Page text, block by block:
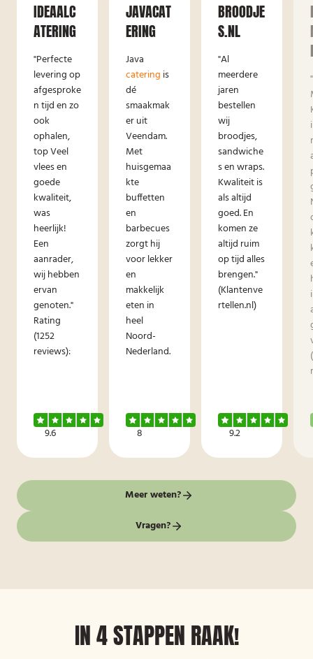
IDEAALC
ATERING
"Perfecte
levering op
afgesproke
n tijd en zo
ook
ophalen,
top Veel
vlees en
goede
kwaliteit,
was
heerlijk!
Een
aanrader,
wij hebben
ervan
genoten."
Rating
(1252
reviews):
9.6
JAVACAT
ERING
Java
catering is
dé
smaakmak
er uit
Veendam.
Met
huisgemaa
kte
buffetten
en
barbecues
zorgt hij
voor lekker
en
makkelijk
eten in
heel
Noord-
Nederland.
8
BROODJE
S.NL
"Al
meerdere
jaren
bestellen
wij
broodjes,
sandwiche
s en wraps.
Kwaliteit is
als altijd
goed. En
komen ze
altijd ruim
op tijd alles
brengen."
(Klantenve
rtellen.nl)
9.2
Meer weten?
Vragen?
IN 4 STAPPEN RAAK!